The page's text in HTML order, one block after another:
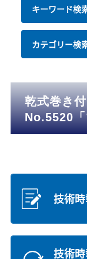
キーワード検
カテゴリー検
乾式巻き
No.5520
技術
技術